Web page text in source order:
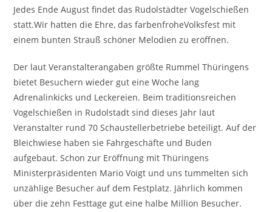
Jedes Ende August findet das Rudolstädter Vogelschießen
statt.Wir hatten die Ehre, das farbenfroheVolksfest mit
einem bunten Strauß schöner Melodien zu eröffnen.
Der laut Veranstalterangaben größte Rummel Thüringens
bietet Besuchern wieder gut eine Woche lang
Adrenalinkicks und Leckereien. Beim traditionsreichen
Vogelschießen in Rudolstadt sind dieses Jahr laut
Veranstalter rund 70 Schaustellerbetriebe beteiligt. Auf der
Bleichwiese haben sie Fahrgeschäfte und Buden
aufgebaut. Schon zur Eröffnung mit Thüringens
Ministerpräsidenten Mario Voigt und uns tummelten sich
unzählige Besucher auf dem Festplatz. Jährlich kommen
über die zehn Festtage gut eine halbe Million Besucher.